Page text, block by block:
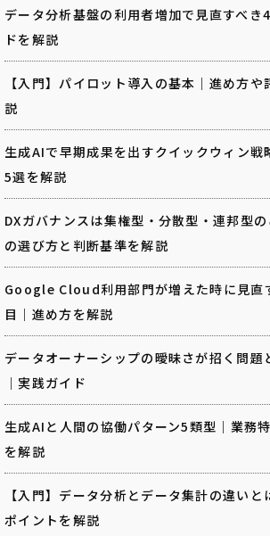
データ分析基盤の利用者増加で見直すべき
ドを解説
【入門】パイロット導入の基本｜進め方
説
生成AIで早期成果を出すクイックウィン戦
5選を解説
DXガバナンスは集権型・分散型・連邦型
の選び方と判断基準を解説
Google Cloud利用部門が増えた時に見直
目｜進め方を解説
データオーナーシップの曖昧さが招く問題
｜実践ガイド
生成AIと人間の協働パターン5類型｜業務
を解説
【入門】データ分析とデータ集計の違い
ポイントを解説